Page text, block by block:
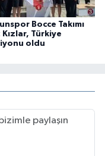
Bocce Takımı
Kızlar, Türkiye
oldu